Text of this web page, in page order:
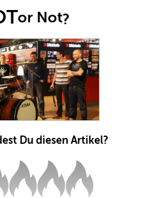
or Not?
Du diesen Artikel?